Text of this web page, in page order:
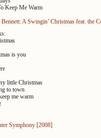
Keep Me Warm
Bennett: A Swingin’ Christmas feat. the
is you
little Christmas
to town
me warm
Symphony [2008]